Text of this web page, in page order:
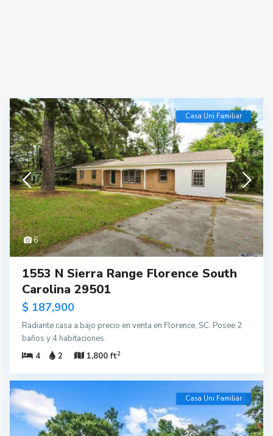
6
Casa Uni Familiar
1553 N Sierra Range Florence South
Carolina 29501
$ 187,900
Radiante casa a bajo precio en venta en Florence, SC. Posee 2
baños y 4 habitaciones.
4
2 1,800 ft2
Casa Uni Familiar